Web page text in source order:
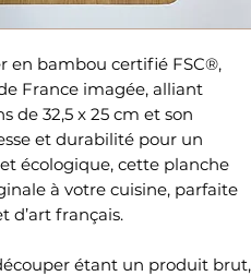
en bambou certifié FSC®,
France imagée, alliant
de 32,5 x 25 cm et son
et durabilité pour un
écologique, cette planche
à votre cuisine, parfaite
d’art français.
étant un produit brut,